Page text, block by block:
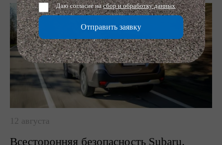
12 августа
Всесторонняя безопасность Subaru.
Даю согласие насбор и обработку данных
Отправить заявку